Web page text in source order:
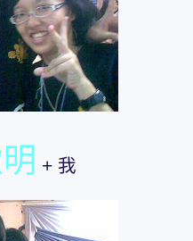
+ 我